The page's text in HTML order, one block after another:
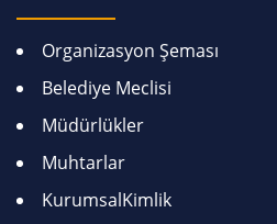
Organizasyon Şeması
Belediye Meclisi
Müdürlükler
Muhtarlar
KurumsalKimlik